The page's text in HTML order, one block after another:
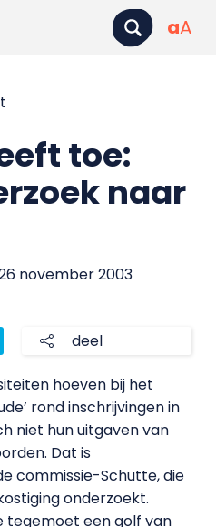
aA
toe:
naar
november 2003
deel
hoeven bij het
rond inschrijvingen in
niet hun uitgaven van
Dat is
commissie-Schutte, die
onderzoekt.
tegemoet een golf van